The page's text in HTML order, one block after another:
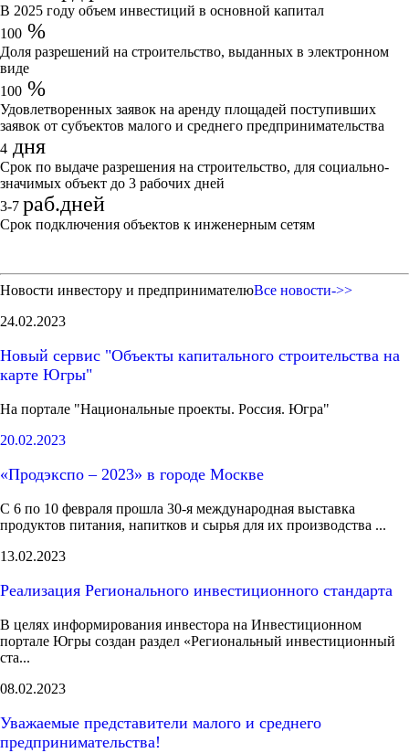
В 2025 году объем инвестиций в основной капитал
100 %
Доля разрешений на строительство, выданных в электронном
виде
100 %
Удовлетворенных заявок на аренду площадей поступивших
заявок от субъектов малого и среднего предпринимательства
4 дня
Срок по выдаче разрешения на строительство, для социально-
значимых объект до 3 рабочих дней
3-7 раб.дней
Срок подключения объектов к инженерным сетям
Новости инвестору и предпринимателюВсе новости->>
24.02.2023
Новый сервис "Объекты капитального строительства на
карте Югры"
На портале "Национальные проекты. Россия. Югра"
20.02.2023
«Продэкспо – 2023» в городе Москве
С 6 по 10 февраля прошла 30-я международная выставка
продуктов питания, напитков и сырья для их производства ...
13.02.2023
Реализация Регионального инвестиционного стандарта
В целях информирования инвестора на Инвестиционном
портале Югры создан раздел «Региональный инвестиционный
ста...
08.02.2023
Уважаемые представители малого и среднего
предпринимательства!